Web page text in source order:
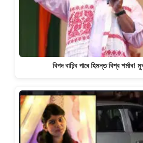
বিপদ বাঢ়িব পাৰে হিমন্ত বিশ্ব শৰ্মাৰ!